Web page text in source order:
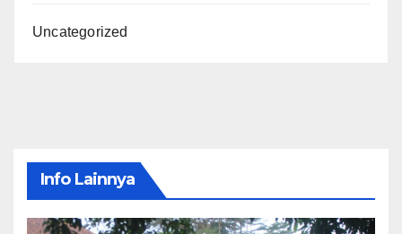
Uncategorized
Info Lainnya